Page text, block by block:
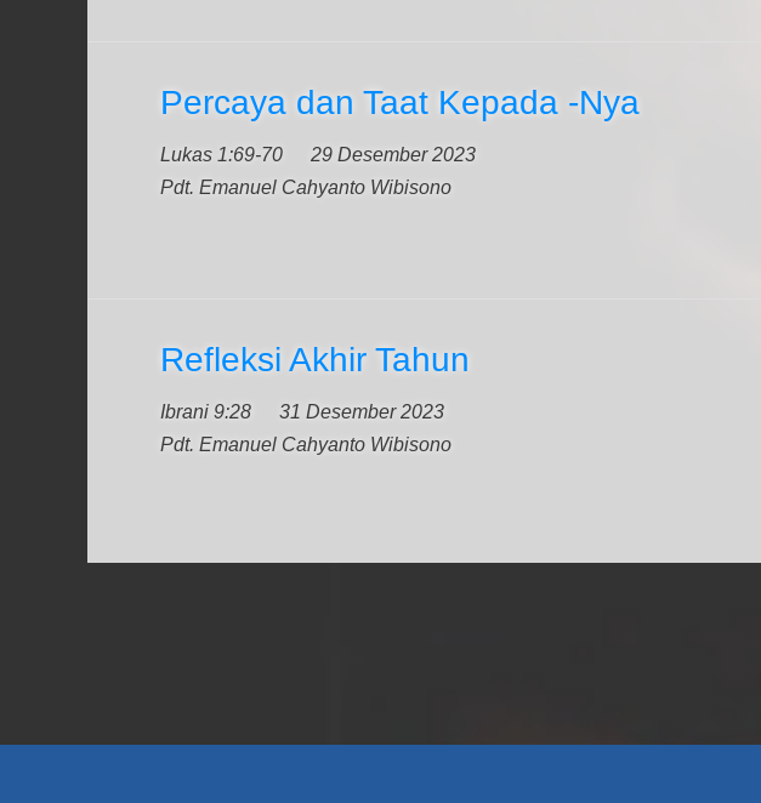
Percaya dan Taat Kepada -Nya
Lukas 1:69-70
29 Desember 2023
Pdt. Emanuel Cahyanto Wibisono
Refleksi Akhir Tahun
Ibrani 9:28
31 Desember 2023
Pdt. Emanuel Cahyanto Wibisono